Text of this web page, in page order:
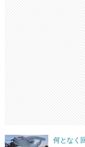
何となく